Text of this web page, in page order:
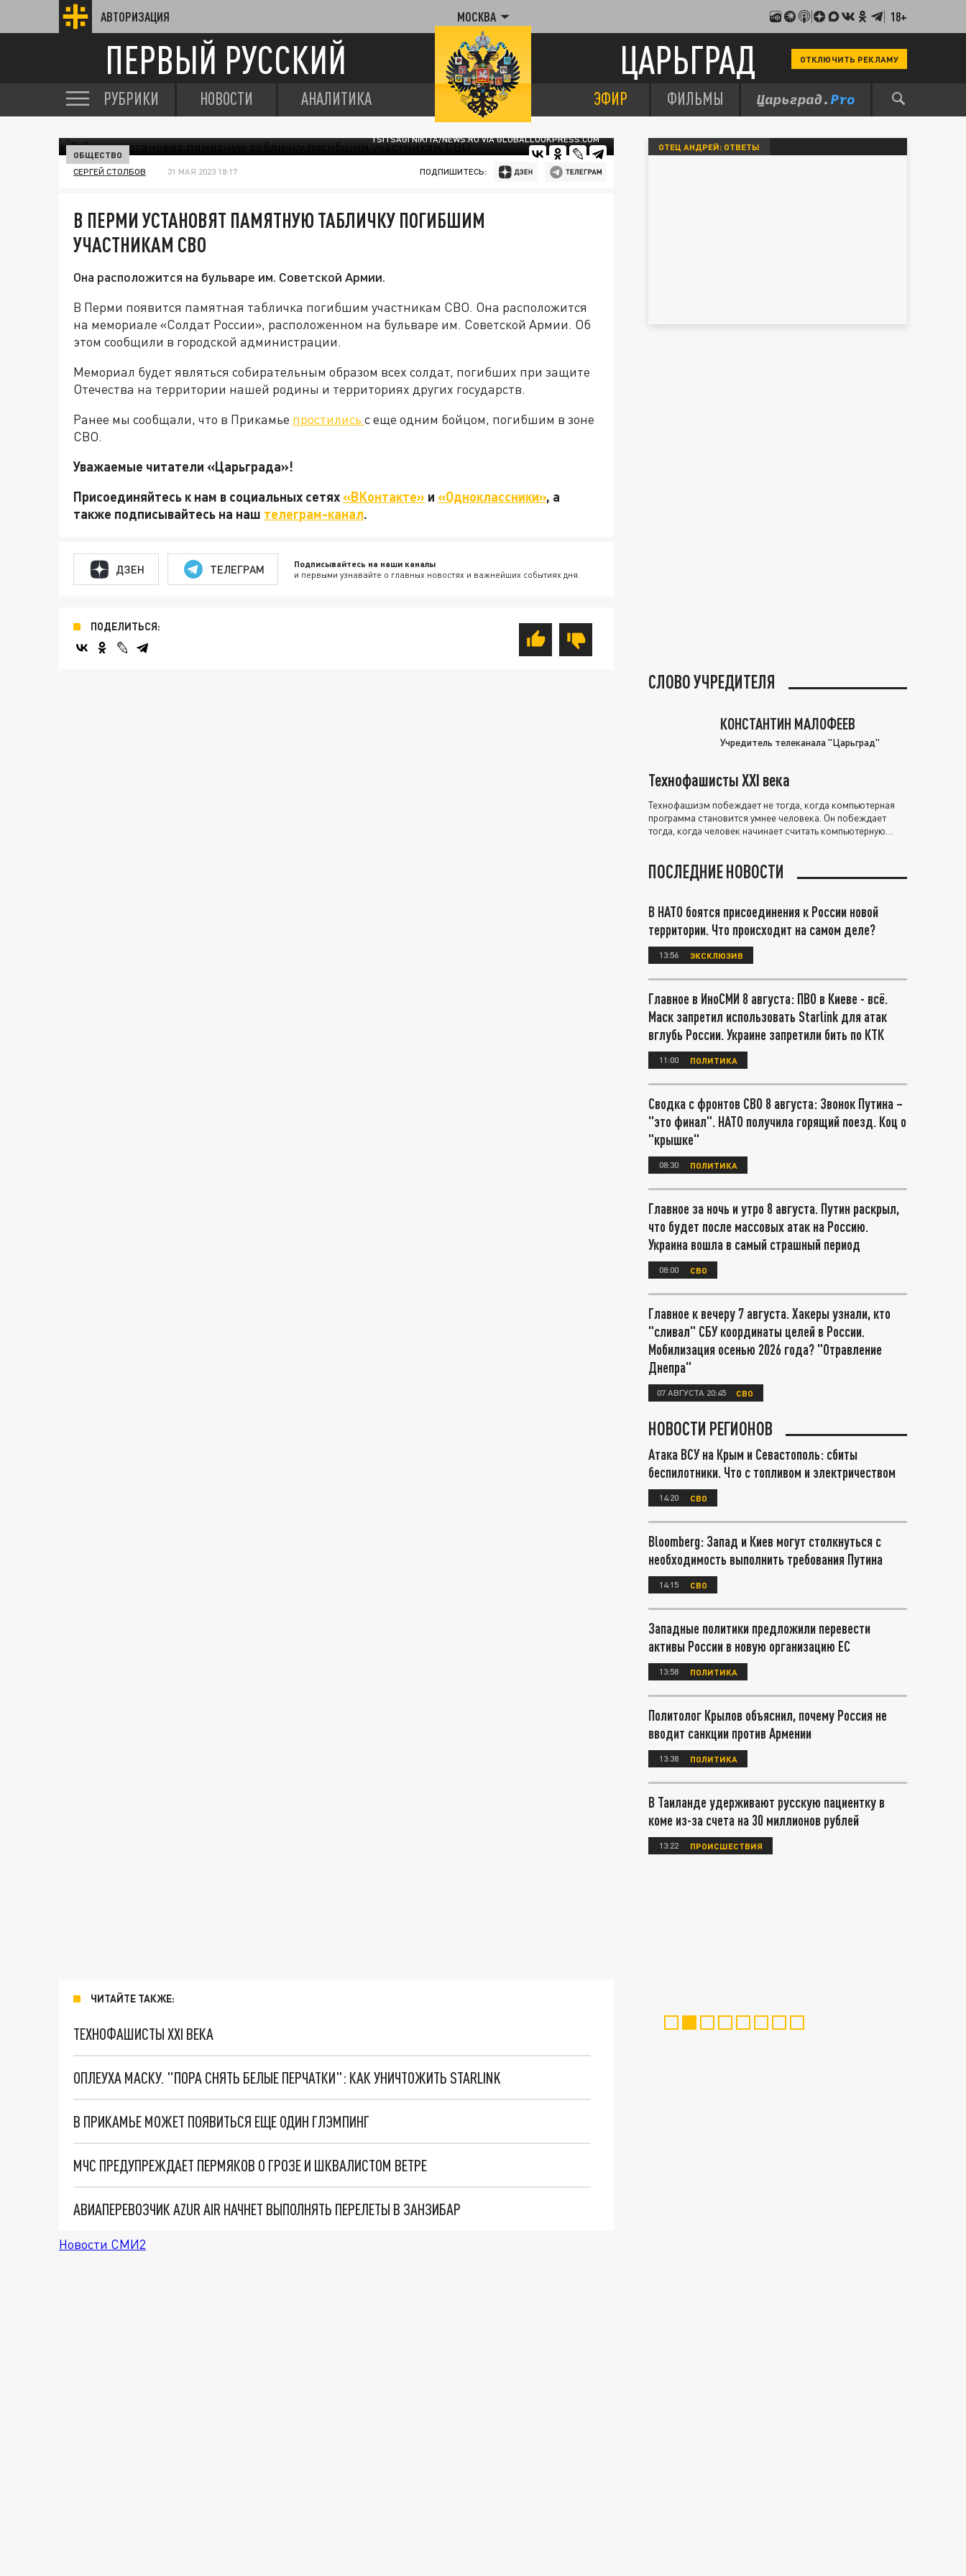
АВТОРИЗАЦИЯ МОСКВА 18+
ПЕРВЫЙ РУССКИЙ ЦАРЬГРАД ОТКЛЮЧИТЬ РЕКЛАМУ
РУБРИКИ НОВОСТИ АНАЛИТИКА ЭФИР ФИЛЬМЫ
TSITSAGI NIKITA/NEWS.RU VIA GLOBALLOOKPRESS.COM
ОБЩЕСТВО
СЕРГЕЙ СТОЛБОВ 31 МАЯ 2023 18:17 ПОДПИШИТЕСЬ:
В ПЕРМИ УСТАНОВЯТ ПАМЯТНУЮ ТАБЛИЧКУ ПОГИБШИМ
УЧАСТНИКАМ СВО
Она расположится на бульваре им. Советской Армии.
В Перми появится памятная табличка погибшим участникам СВО. Она расположится
на мемориале «Солдат России», расположенном на бульваре им. Советской Армии. Об
этом сообщили в городской администрации.
Мемориал будет являться собирательным образом всех солдат, погибших при защите
Отечества на территории нашей родины и территориях других государств.
Ранее мы сообщали, что в Прикамье простились с еще одним бойцом, погибшим в зоне
СВО.
Уважаемые читатели «Царьграда»!
Присоединяйтесь к нам в социальных сетях«ВКонтакте» и «Одноклассники», а
также подписывайтесь на наш телеграм-канал.
ДЗЕН ТЕЛЕГРАМ Подписывайтесь на наши каналы
и первыми узнавайте о главных новостях и важнейших событиях дня.
ПОДЕЛИТЬСЯ:
ЧИТАЙТЕ ТАКЖЕ:
ТЕХНОФАШИСТЫ XXI ВЕКА
ОПЛЕУХА МАСКУ. "ПОРА СНЯТЬ БЕЛЫЕ ПЕРЧАТКИ": КАК УНИЧТОЖИТЬ STARLINK
В ПРИКАМЬЕ МОЖЕТ ПОЯВИТЬСЯ ЕЩЕ ОДИН ГЛЭМПИНГ
МЧС ПРЕДУПРЕЖДАЕТ ПЕРМЯКОВ О ГРОЗЕ И ШКВАЛИСТОМ ВЕТРЕ
АВИАПЕРЕВОЗЧИК AZUR AIR НАЧНЕТ ВЫПОЛНЯТЬ ПЕРЕЛЕТЫ В ЗАНЗИБАР
Новости СМИ2
ОТЕЦ АНДРЕЙ: ОТВЕТЫ
СЛОВО УЧРЕДИТЕЛЯ
КОНСТАНТИН МАЛОФЕЕВ
Учредитель телеканала "Царьград"
Технофашисты XXI века
Технофашизм побеждает не тогда, когда компьютерная
программа становится умнее человека. Он побеждает
тогда, когда человек начинает считать компьютерную
ПОСЛЕДНИЕ НОВОСТИ
В НАТО боятся присоединения к России новой
территории. Что происходит на самом деле?
13:56 ЭКСКЛЮЗИВ
Главное в ИноСМИ 8 августа: ПВО в Киеве - всё.
Маск запретил использовать Starlink для атак
вглубь России. Украине запретили бить по КТК
11:00 ПОЛИТИКА
Сводка с фронтов СВО 8 августа: Звонок Путина –
"это финал". НАТО получила горящий поезд. Коц о
"крышке"
08:30 ПОЛИТИКА
Главное за ночь и утро 8 августа. Путин раскрыл,
что будет после массовых атак на Россию.
Украина вошла в самый страшный период
08:00 СВО
Главное к вечеру 7 августа. Хакеры узнали, кто
"сливал" СБУ координаты целей в России.
Мобилизация осенью 2026 года? "Отравление
Днепра"
07 АВГУСТА 20:45 СВО
НОВОСТИ РЕГИОНОВ
Атака ВСУ на Крым и Севастополь: сбиты
беспилотники. Что с топливом и электричеством
14:20 СВО
Bloomberg: Запад и Киев могут столкнуться с
необходимость выполнить требования Путина
14:15 СВО
Западные политики предложили перевести
активы России в новую организацию ЕС
13:58 ПОЛИТИКА
Политолог Крылов объяснил, почему Россия не
вводит санкции против Армении
13:38 ПОЛИТИКА
В Таиланде удерживают русскую пациентку в
коме из-за счета на 30 миллионов рублей
13:22 ПРОИСШЕСТВИЯ